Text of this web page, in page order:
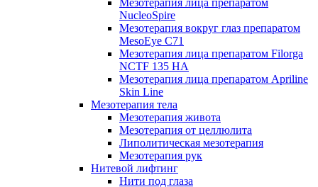
Мезотерапия лица препаратом
NucleoSpire
Мезотерапия вокруг глаз препаратом
MesoEye С71
Мезотерапия лица препаратом Filorga
NCTF 135 HA
Мезотерапия лица препаратом Apriline
Skin Line
Мезотерапия тела
Мезотерапия живота
Мезотерапия от целлюлита
Липолитическая мезотерапия
Мезотерапия рук
Нитевой лифтинг
Нити под глаза